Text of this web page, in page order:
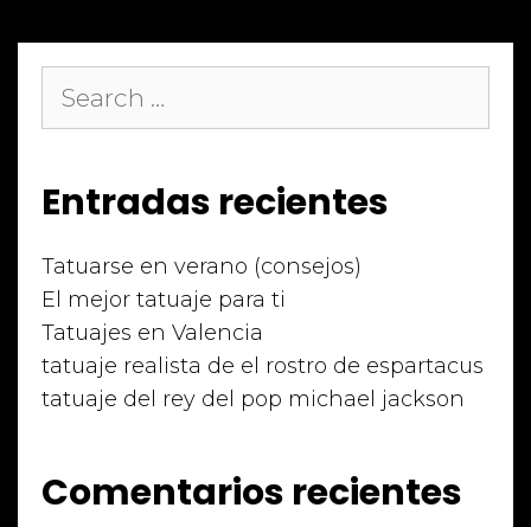
for:
Entradas recientes
Tatuarse en verano (consejos)
El mejor tatuaje para ti
Tatuajes en Valencia
tatuaje realista de el rostro de espartacus
tatuaje del rey del pop michael jackson
Comentarios recientes